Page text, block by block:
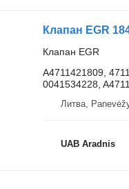
Клапан EGR
Клапан EGR
A4711421809,
0041534228,
Литва,
UAB Aradnis